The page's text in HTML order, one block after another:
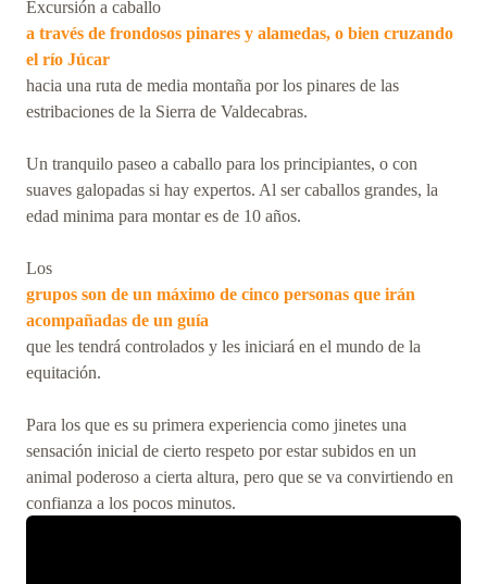
Excursión a caballo
a través de frondosos pinares y alamedas, o bien cruzando
el río Júcar
hacia una ruta de media montaña por los pinares de las
estribaciones de la Sierra de Valdecabras.
Un tranquilo paseo a caballo para los principiantes, o con
suaves galopadas si hay expertos. Al ser caballos grandes, la
edad minima para montar es de 10 años.
Los
grupos son de un máximo de cinco personas que irán
acompañadas de un guía
que les tendrá controlados y les iniciará en el mundo de la
equitación.
Para los que es su primera experiencia como jinetes una
sensación inicial de cierto respeto por estar subidos en un
animal poderoso a cierta altura, pero que se va convirtiendo en
confianza a los pocos minutos.